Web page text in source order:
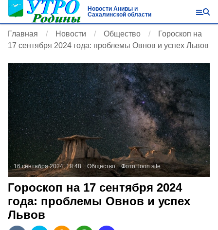
Новости Анивы и
Сахалинской области
Главная Новости Общество
Гороскоп на
17 сентября 2024 года: проблемы Овнов и успех Львов
16 сентября 2024, 18:48 Общество Фото:loon.site
Гороскоп на 17 сентября 2024
года: проблемы Овнов и успех
Львов